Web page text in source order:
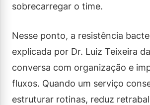
sobrecarregar o time.
Nesse ponto, a resistência
explicada por Dr. Luiz Teixeira
conversa com organização e
fluxos. Quando um serviço
estruturar rotinas, reduz